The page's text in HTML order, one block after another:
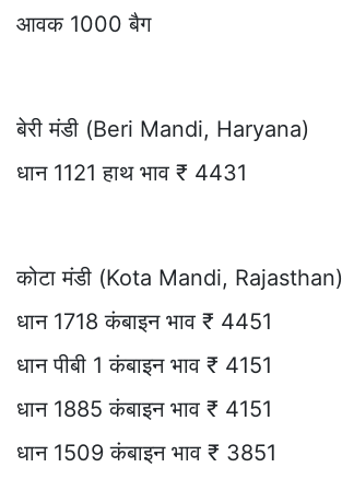
आवक 1000 बैग
बेरी मंडी (Beri Mandi, Haryana)
धान 1121 हाथ भाव ₹ 4431
कोटा मंडी (Kota Mandi, Rajasthan)
धान 1718 कंबाइन भाव ₹ 4451
धान पीबी 1 कंबाइन भाव ₹ 4151
धान 1885 कंबाइन भाव ₹ 4151
धान 1509 कंबाइन भाव ₹ 3851